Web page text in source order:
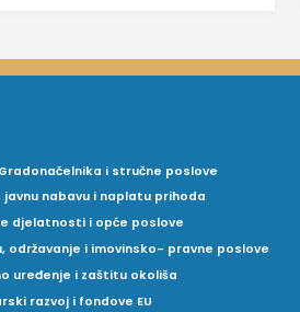
i stručne poslove
nabavu i naplatu prihoda
djelatnosti i opće poslove
održavanje i imovinsko- pravne poslove
uređenje i zaštitu okoliša
razvoj i fondove EU